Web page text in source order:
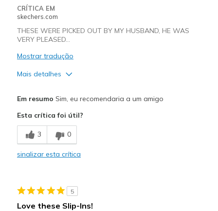
CRÍTICA EM
skechers.com
THESE WERE PICKED OUT BY MY HUSBAND, HE WAS
VERY PLEASED...
Mostrar tradução
Mais detalhes
Comfortable
Melhores utilizações
Casual Wear
Sizing
View On Shoes
Shoes are for Wearing
Em resumo Sim, eu recomendaria a um amigo
Esta crítica foi útil?
3 0
sinalizar esta crítica
5
Love these Slip-Ins!